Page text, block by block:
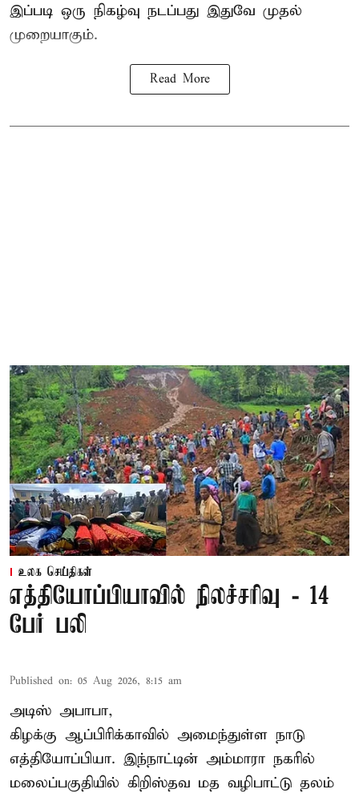
இப்படி ஒரு நிகழ்வு நடப்பது இதுவே முதல்
முறையாகும்.
Read More
உலக செய்திகள்
எத்தியோப்பியாவில் நிலச்சரிவு - 14
பேர் பலி
Published on: 05 Aug 2026, 8:15 am
அடிஸ் அபாபா,
கிழக்கு ஆப்பிரிக்காவில் அமைந்துள்ள நாடு
எத்தியோப்பியா. இந்நாட்டின் அம்மாரா நகரில்
மலைப்பகுதியில் கிறிஸ்தவ மத வழிபாட்டு தலம்